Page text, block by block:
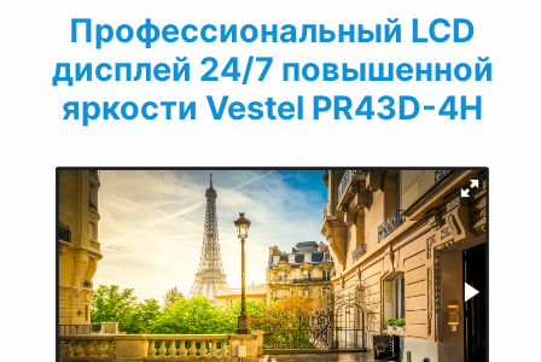
Профессиональный LCD
дисплей 24/7 повышенной
яркости Vestel PR43D-4H